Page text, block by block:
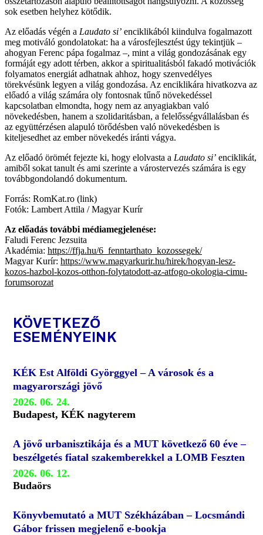
sok esetben helyhez kötődik.
Az előadás végén a Laudato si’ enciklikából kiindulva fogalmazott
meg motiváló gondolatokat: ha a városfejlesztést úgy tekintjük –
ahogyan Ferenc pápa fogalmaz –, mint a világ gondozásának egy
formáját egy adott térben, akkor a spiritualitásból fakadó motivációk
folyamatos energiát adhatnak ahhoz, hogy szenvedélyes
törekvésünk legyen a világ gondozása. Az enciklikára hivatkozva az
előadó a világ számára oly fontosnak tűnő növekedéssel
kapcsolatban elmondta, hogy nem az anyagiakban való
növekedésben, hanem a szolidaritásban, a felelősségvállalásban és
az együttérzésen alapuló törődésben való növekedésben is
kiteljesedhet az ember növekedés iránti vágya.
Az előadó örömét fejezte ki, hogy elolvasta a Laudato si’ enciklikát,
amiből sokat tanult és ami szerinte a várostervezés számára is egy
továbbgondolandó dokumentum.
Forrás: RomKat.ro (link)
Fotók: Lambert Attila / Magyar Kurír
Az előadás további médiamegjelenése:
Faludi Ferenc Jezsuita
Akadémia: https://ffja.hu/6_fenntarthato_kozossegek/
Magyar Kurír: https://www.magyarkurir.hu/hirek/hogyan-lesz-
kozos-hazbol-kozos-otthon-folytatodott-az-atfogo-okologia-cimu-
forumsorozat
KÖVETKEZŐ
ESEMÉNYEINK
KÉK Est Alföldi Györggyel – A városok és a
magyarországi jövő
2026. 06. 24.
Budapest, KÉK nagyterem
A jövő urbanisztikája és a MUT következő 60 éve –
beszélgetés fiatal szakemberekkel a LOMB Feszten
2026. 06. 12.
Budaörs
Könyvbemutató a MUT Székházában – Locsmándi
Gábor frissen megjelenő e-bookja